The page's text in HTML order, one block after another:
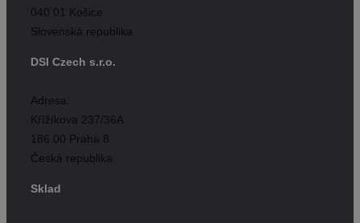
040 01 Košice
Slovenská republika
DSI Czech s.r.o.
Adresa:
Křížíkova 237/36A
186 00 Praha 8
Česká republika
Sklad